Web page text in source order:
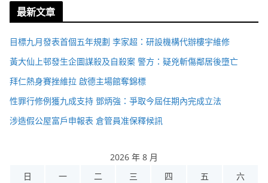
最新文章
目標九月發表首個五年規劃 李家超：研設機構代辦樓宇維修
黃大仙上邨發生企圖謀殺及自殺案 警方：疑兇斬傷鄰居後墮亡
拜仁熱身賽挫維拉 啟德主場館奪錦標
性罪行修例獲九成支持 鄧炳強：爭取今屆任期內完成立法
涉造假公屋富戶申報表 倉管員准保釋候訊
2026 年 8 月
日
一 二 三 四 五 六